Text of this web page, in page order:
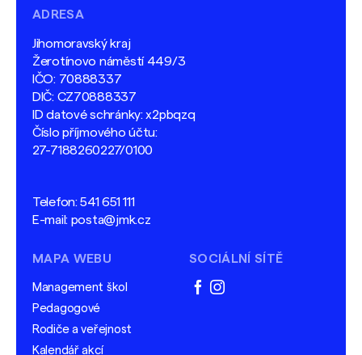
ADRESA
Jihomoravský kraj
Žerotínovo náměstí 449/3
IČO: 70888337
DIČ: CZ70888337
ID datové schránky: x2pbqzq
Číslo příjmového účtu:
27-7188260227/0100
Telefon:541 651 111
E-mail: posta@jmk.cz
MAPA WEBU
Management škol
Pedagogové
Rodiče a veřejnost
Kalendář akcí
SOCIÁLNÍ SÍTĚ
facebook
instagram